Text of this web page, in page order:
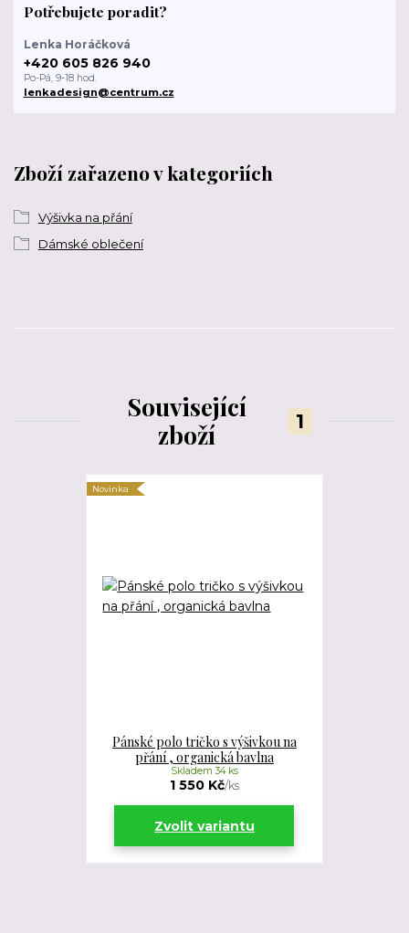
Zboží zařazeno v kategoriích
Výšivka na přání
Dámské oblečení
Potřebujete poradit?
Lenka Horáčková
+420 605 826 940
Po-Pá, 9-18 hod.
lenkadesign@centrum.cz
Související
zboží
1
Novinka
Pánské polo tričko s výšivkou na
přání , organická bavlna
1 550 Kč/ks
Skladem 34 ks
Zvolit variantu